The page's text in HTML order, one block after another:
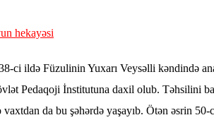
hekayəsi
ci ildə Füzulinin Yuxarı Veysəlli kəndində
Pedaqoji İnstitutuna daxil olub. Təhsilini
vaxtdan da bu şəhərdə yaşayıb. Ötən əsrin